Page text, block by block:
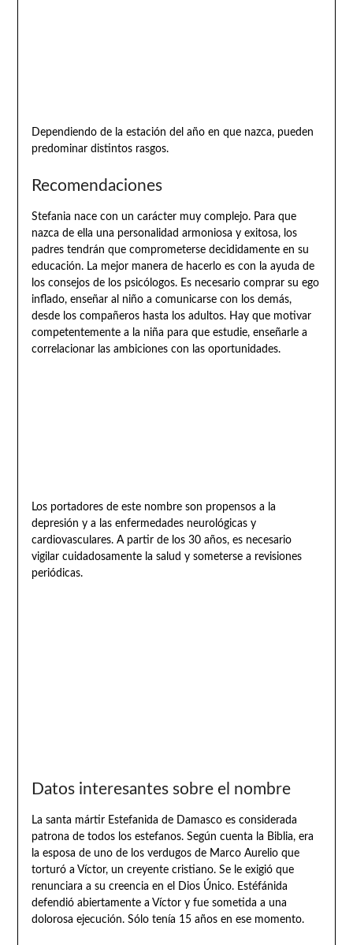
Dependiendo de la estación del año en que nazca, pueden
predominar distintos rasgos.
Recomendaciones
Stefania nace con un carácter muy complejo. Para que
nazca de ella una personalidad armoniosa y exitosa, los
padres tendrán que comprometerse decididamente en su
educación. La mejor manera de hacerlo es con la ayuda de
los consejos de los psicólogos. Es necesario comprar su ego
inflado, enseñar al niño a comunicarse con los demás,
desde los compañeros hasta los adultos. Hay que motivar
competentemente a la niña para que estudie, enseñarle a
correlacionar las ambiciones con las oportunidades.
Los portadores de este nombre son propensos a la
depresión y a las enfermedades neurológicas y
cardiovasculares. A partir de los 30 años, es necesario
vigilar cuidadosamente la salud y someterse a revisiones
periódicas.
Datos interesantes sobre el nombre
La santa mártir Estefanida de Damasco es considerada
patrona de todos los estefanos. Según cuenta la Biblia, era
la esposa de uno de los verdugos de Marco Aurelio que
torturó a Víctor, un creyente cristiano. Se le exigió que
renunciara a su creencia en el Dios Único. Estéfánida
defendió abiertamente a Víctor y fue sometida a una
dolorosa ejecución. Sólo tenía 15 años en ese momento.